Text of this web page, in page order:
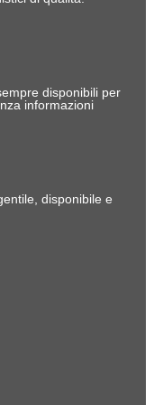
disponibili per
informazioni
disponibile e